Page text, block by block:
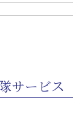
サービス